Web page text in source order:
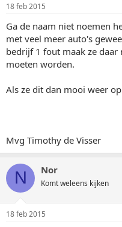
18 feb 2015
Ga de naam niet noemen
met veel meer auto's
bedrijf 1 fout maak ze daar
moeten worden.
Als ze dit dan mooi weer
Mvg Timothy de Visser
N Nor
Komt weleens kijken
18 feb 2015